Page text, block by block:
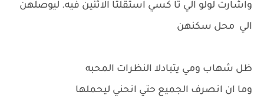
واشارت لولو الي تا كسي استقلتا الاثنين فيه. ليوصلهن
الي محل سكنهن
ظل شهاب ومي يتبادلا النظرات المحبه
وما ان انصرف الجميع حتي انحني ليحملها